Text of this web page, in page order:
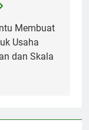
Membuat
Usaha
dan Skala